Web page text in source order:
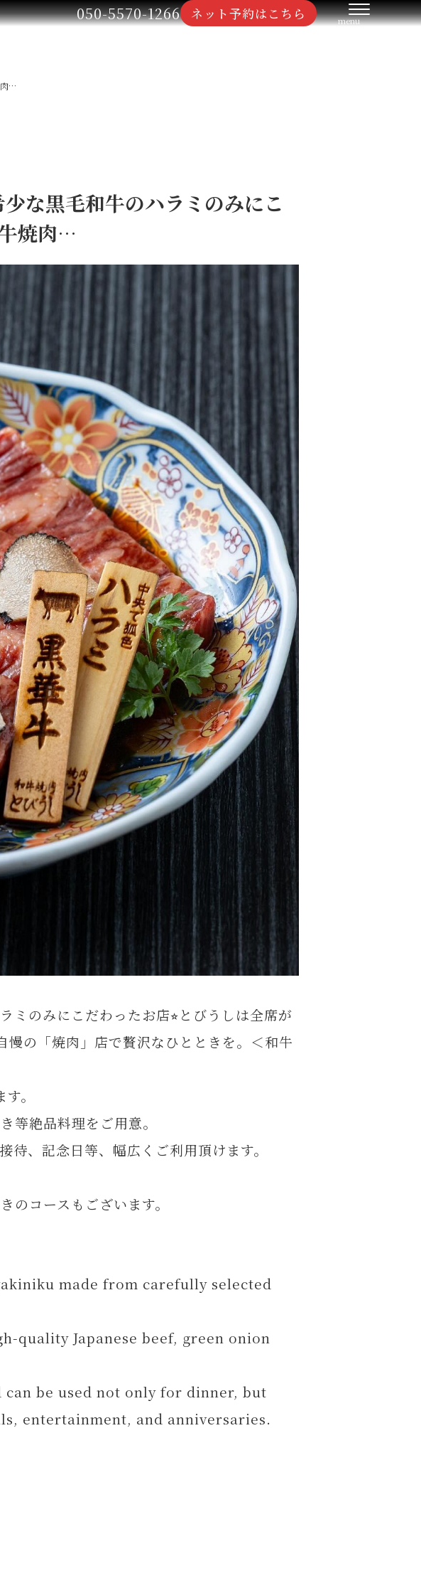
050-5570-1266 ネット予約はこちら
肉…
な黒毛和牛のハラミのみにこ
焼肉…
ミのみにこだわったお店⭐︎とびうしは全席が
慢の「焼肉」店で贅沢なひとときを。＜和牛
。
等絶品料理をご用意。
、記念日等、幅広くご利用頂けます。
のコースもございます。
made from carefully selected
quality Japanese beef, green onion
be used not only for dinner, but
entertainment, and anniversaries.